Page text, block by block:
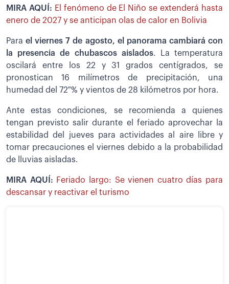
MIRA AQUÍ: El fenómeno de El Niño se extenderá hasta
enero de 2027 y se anticipan olas de calor en Bolivia
Parael viernes 7 de agosto, el panorama cambiará con
la presencia de chubascos aislados. La temperatura
oscilará entre los 22 y 31 grados centígrados, se
pronostican 16 milímetros de precipitación, una
humedad del 72 % y vientos de 28 kilómetros por hora.
Ante estas condiciones, se recomienda a quienes
tengan previsto salir durante el feriado aprovechar la
estabilidad del jueves para actividades al aire libre y
tomar precauciones el viernes debido a la probabilidad
de lluvias aisladas.
MIRA AQUÍ: Feriado largo: Se vienen cuatro días para
descansar y reactivar el turismo